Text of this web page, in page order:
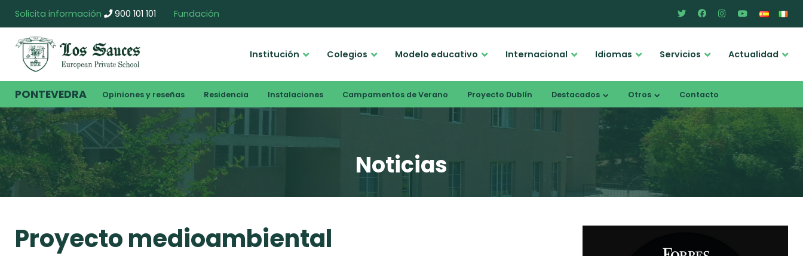
Solicita información 900 101 101 Fundación
Institución Colegios Modelo educativo Internacional Idiomas Servicios Actualidad
PONTEVEDRA Opiniones y reseñas Residencia Instalaciones Campamentos de Verano Proyecto Dublín Destacados Otros Contacto
Noticias
Proyecto medioambiental